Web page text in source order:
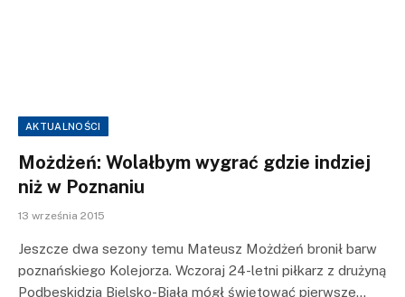
AKTUALNOŚCI
Możdżeń: Wolałbym wygrać gdzie indziej
niż w Poznaniu
13 września 2015
Jeszcze dwa sezony temu Mateusz Możdżeń bronił barw
poznańskiego Kolejorza. Wczoraj 24-letni piłkarz z drużyną
Podbeskidzia Bielsko-Biała mógł świętować pierwsze…